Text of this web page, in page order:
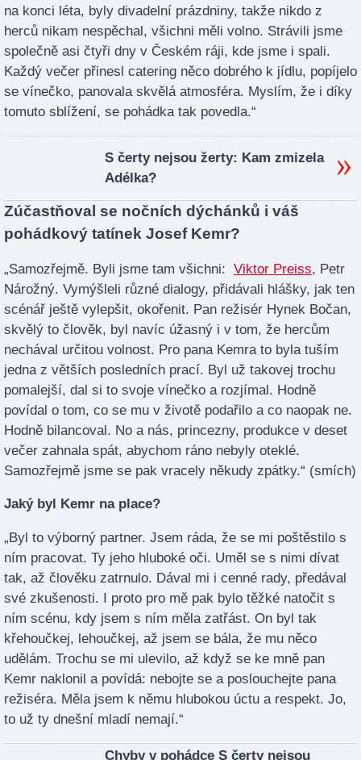
na konci léta, byly divadelní prázdniny, takže nikdo z
herců nikam nespěchal, všichni měli volno. Strávili jsme
společně asi čtyři dny v Českém ráji, kde jsme i spali.
Každý večer přinesl catering něco dobrého k jídlu, popíjelo
se vínečko, panovala skvělá atmosféra. Myslím, že i díky
tomuto sblížení, se pohádka tak povedla.“
S čerty nejsou žerty: Kam zmizela
Adélka?
Zúčastňoval se nočních dýchánků i váš
pohádkový tatínek Josef Kemr?
„Samozřejmě. Byli jsme tam všichni: Viktor Preiss, Petr
Nárožný. Vymýšleli různé dialogy, přidávali hlášky, jak ten
scénář ještě vylepšit, okořenit. Pan režisér Hynek Bočan,
skvělý to člověk, byl navíc úžasný i v tom, že hercům
nechával určitou volnost. Pro pana Kemra to byla tuším
jedna z větších posledních prací. Byl už takovej trochu
pomalejší, dal si to svoje vínečko a rozjímal. Hodně
povídal o tom, co se mu v životě podařilo a co naopak ne.
Hodně bilancoval. No a nás, princezny, produkce v deset
večer zahnala spát, abychom ráno nebyly oteklé.
Samozřejmě jsme se pak vracely někudy zpátky.“ (smích)
Jaký byl Kemr na place?
„Byl to výborný partner. Jsem ráda, že se mi poštěstilo s
ním pracovat. Ty jeho hluboké oči. Uměl se s nimi dívat
tak, až člověku zatrnulo. Dával mi i cenné rady, předával
své zkušenosti. I proto pro mě pak bylo těžké natočit s
ním scénu, kdy jsem s ním měla zatřást. On byl tak
křehoučkej, lehoučkej, až jsem se bála, že mu něco
udělám. Trochu se mi ulevilo, až když se ke mně pan
Kemr naklonil a povídá: nebojte se a poslouchejte pana
režiséra. Měla jsem k němu hlubokou úctu a respekt. Jo,
to už ty dnešní mladí nemají.“
Chyby v pohádce S čerty nejsou